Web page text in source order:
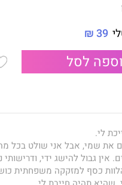
39 ₪
לסל
לי.
את שמי, אבל אני שולט בכל
גבול להישג ידי, ודרישותי
כסף למזקקה משפחתית